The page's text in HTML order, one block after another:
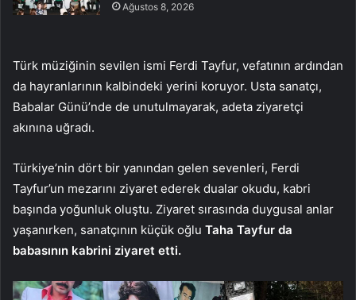
Ağustos 8, 2026
Türk müziğinin sevilen ismi Ferdi Tayfur, vefatının ardından
da hayranlarının kalbindeki yerini koruyor. Usta sanatçı,
Babalar Günü’nde de unutulmayarak, adeta ziyaretçi
akınına uğradı.
Türkiye’nin dört bir yanından gelen sevenleri, Ferdi
Tayfur’un mezarını ziyaret ederek dualar okudu, kabri
başında yoğunluk oluştu. Ziyaret sırasında duygusal anlar
yaşanırken, sanatçının küçük oğlu Taha Tayfur da
babasının kabrini ziyaret etti.